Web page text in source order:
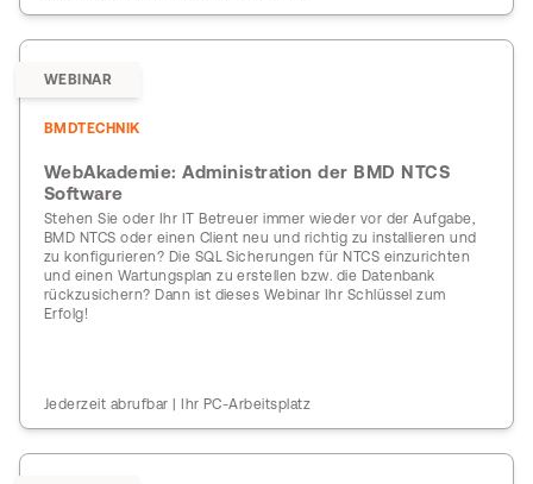
WEBINAR
BMDTECHNIK
WebAkademie: Administration der BMD NTCS
Software
Stehen Sie oder Ihr IT Betreuer immer wieder vor der Aufgabe,
BMD NTCS oder einen Client neu und richtig zu installieren und
zu konfigurieren? Die SQL Sicherungen für NTCS einzurichten
und einen Wartungsplan zu erstellen bzw. die Datenbank
rückzusichern? Dann ist dieses Webinar Ihr Schlüssel zum
Erfolg!
Jederzeit abrufbar | Ihr PC-Arbeitsplatz